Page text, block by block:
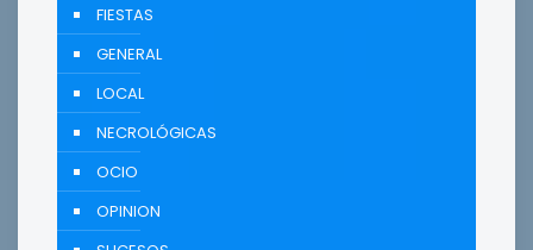
FIESTAS
GENERAL
LOCAL
NECROLÓGICAS
OCIO
OPINION